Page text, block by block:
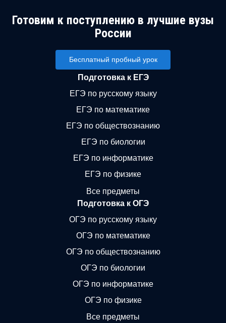
Готовим к поступлению в лучшие вузы
России
Бесплатный пробный урок
Подготовка к ЕГЭ
ЕГЭ по русскому языку
ЕГЭ по математике
ЕГЭ по обществознанию
ЕГЭ по биологии
ЕГЭ по информатике
ЕГЭ по физике
Все предметы
Подготовка к ОГЭ
ОГЭ по русскому языку
ОГЭ по математике
ОГЭ по обществознанию
ОГЭ по биологии
ОГЭ по информатике
ОГЭ по физике
Все предметы